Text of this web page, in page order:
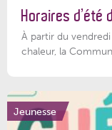
Horaires d’été
À partir du
chaleur, la
Jeunesse